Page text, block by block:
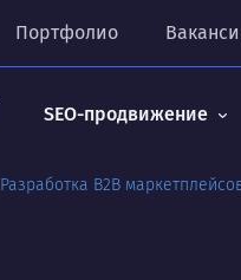
Портфолио
SEO-продвижение
Разработка B2B